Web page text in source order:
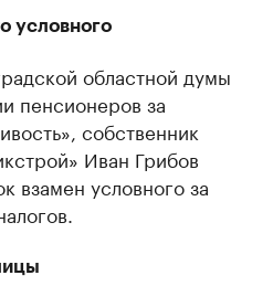
условного
областной думы
пенсионеров за
собственник
Иван Грибов
взамен условного за